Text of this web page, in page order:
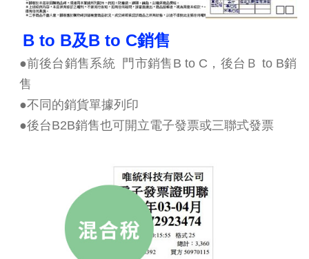
B to B及B to C銷售
●前後台銷售系統 門市銷售B to C，後台Ｂ to B銷
售
●不同的銷貨單據列印
●後台B2B銷售也可開立電子發票或三聯式發票